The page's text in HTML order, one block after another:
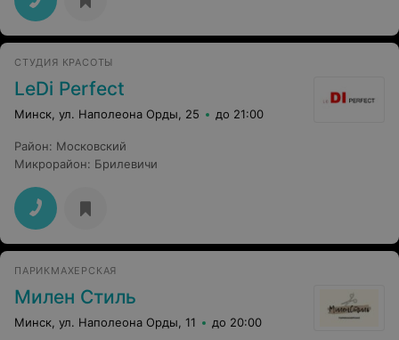
СТУДИЯ КРАСОТЫ
LeDi Perfect
Минск, ул. Наполеона Орды, 25 до 21:00
Район: Московский
Микрорайон: Брилевичи
ПАРИКМАХЕРСКАЯ
Милен Стиль
Минск, ул. Наполеона Орды, 11 до 20:00